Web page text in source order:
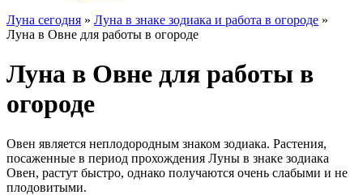
Луна сегодня » Луна в знаке зодиака и работа в огороде »
Луна в Овне для работы в огороде
Луна в Овне для работы в
огороде
Овен является неплодородным знаком зодиака. Растения,
посаженные в период прохождения Луны в знаке зодиака
Овен, растут быстро, однако получаются очень слабыми и не
плодовитыми.